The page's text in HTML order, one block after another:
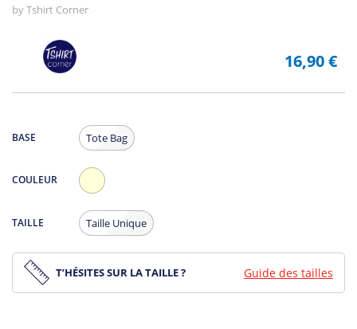
byTshirt Corner
16,90 €
BASE Tote Bag
COULEUR
TAILLE Taille Unique
T’HÉSITES SUR LA TAILLE ? Guide des tailles